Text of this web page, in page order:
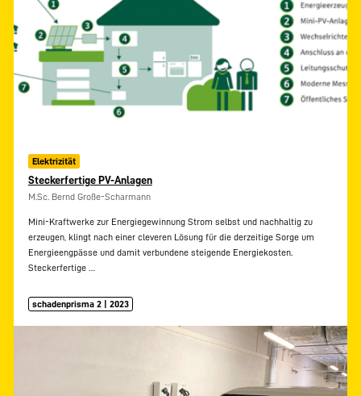
Elektrizität
Steckerfertige PV-Anlagen
M.Sc. Bernd Große-Scharmann
Mini-Kraftwerke zur Energiegewinnung Strom selbst und nachhaltig zu
erzeugen, klingt nach einer cleveren Lösung für die derzeitige Sorge um
Energieengpässe und damit verbundene steigende Energiekosten.
Steckerfertige
schadenprisma 2 | 2023